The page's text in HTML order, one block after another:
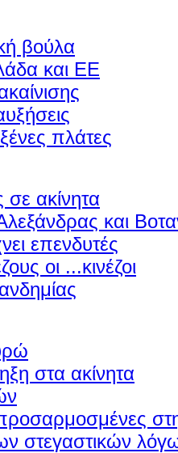
βούλα
και ΕΕ
πλάτες
σε ακίνητα
και
επενδυτές
οι ...κινέζοι
στα ακίνητα
στεγαστικών